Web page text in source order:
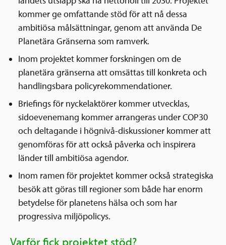
kommer ge omfattande stöd för att nå dessa
ambitiösa målsättningar, genom att använda De
Planetära Gränserna som ramverk.
Inom projektet kommer forskningen om de
planetära gränserna att omsättas till konkreta och
handlingsbara policyrekommendationer.
Briefings för nyckelaktörer kommer utvecklas,
sidoevenemang kommer arrangeras under COP30
och deltagande i högnivå-diskussioner kommer att
genomföras för att också påverka och inspirera
länder till ambitiösa agendor.
Inom ramen för projektet kommer också strategiska
besök att göras till regioner som både har enorm
betydelse för planetens hälsa och som har
progressiva miljöpolicys.